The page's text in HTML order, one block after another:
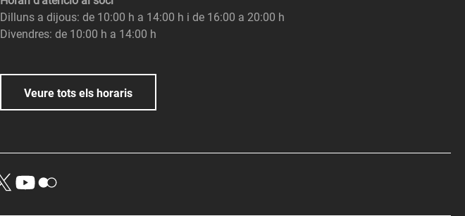
Dilluns a dijous: de 10:00 h a 14:00 h i de 16:00 a 20:00 h
Divendres: de 10:00 h a 14:00 h
Veure tots els horaris